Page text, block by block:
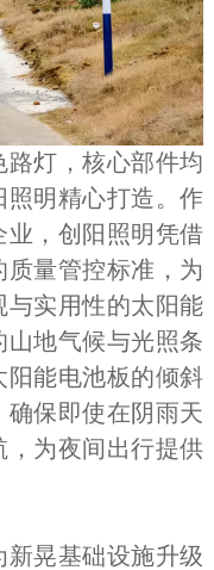
灯，核心部件均
照明精心打造。作
业，创阳照明凭借
量管控标准，为
与实用性的太阳能
地气候与光照条
能电池板的倾斜
保即使在阴雨天
为夜间出行提供
晃基础设施升级